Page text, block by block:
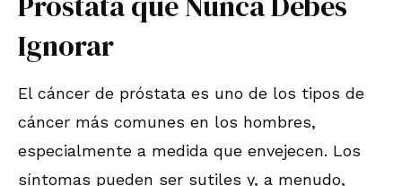
Ignorar
El cáncer de próstata es uno de los tipos de
cáncer más comunes en los hombres,
especialmente a medida que envejecen. Los
síntomas pueden ser sutiles y, a menudo,